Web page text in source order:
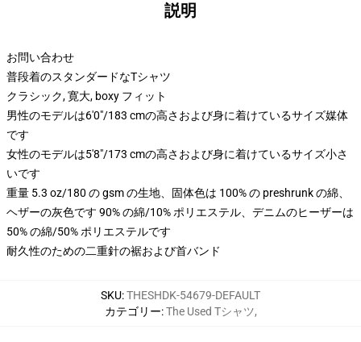
説明
お問い合わせ
普段着のスタンダードなTシャツ
クラシック, 寛大, boxy フィット
男性のモデルは6'0"/183 cmの高さおよび身に着けているサイズ媒体
です
女性のモデルは5'8"/173 cmの高さおよび身に着けているサイズ小さ
いです
重量 5.3 oz/180 の gsm の生地、固体色は 100% の preshrunk の綿、
ヘザーの灰色です 90% の綿/10% ポリエステル、デニムのヒーザーは
50% の綿/50% ポリエステルです
耐久性のための二重針の裾および首バンド
SKU:THESHDK-54679-DEFAULT
カテゴリー:The Used Tシャツ,